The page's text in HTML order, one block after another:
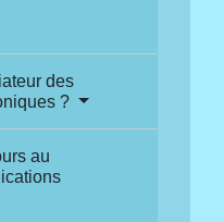
des
?
au